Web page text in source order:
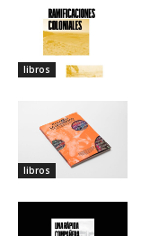
libros
libros